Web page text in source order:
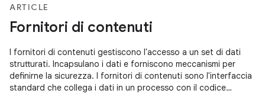
ARTICLE
Fornitori di contenuti
I fornitori di contenuti gestiscono l'accesso a un set di dati
strutturati. Incapsulano i dati e forniscono meccanismi per
definirne la sicurezza. I fornitori di contenuti sono l'interfaccia
standard che collega i dati in un processo con il codice